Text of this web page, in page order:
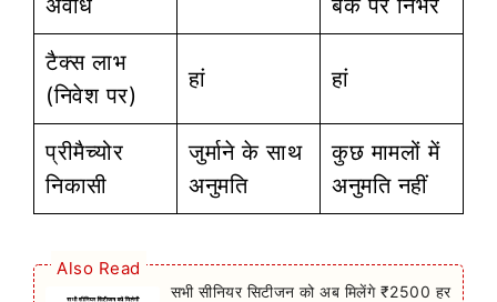
अवधि
बैंक पर निर्भर
टैक्स लाभ
(निवेश पर)
हां हां
प्रीमैच्योर
निकासी
जुर्माने के साथ
अनुमति
कुछ मामलों में
अनुमति नहीं
Also Read
सभी सीनियर सिटीजन को अब मिलेंगे ₹2500 हर